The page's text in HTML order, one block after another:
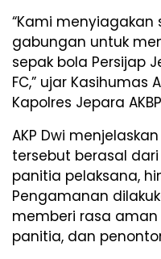
“Kami menyiagakan
gabungan untuk
sepak bola Persijap
FC,” ujar Kasihumas
Kapolres Jepara
AKP Dwi
tersebut berasal dari
panitia pelaksana,
Pengamanan
memberi rasa
panitia, dan